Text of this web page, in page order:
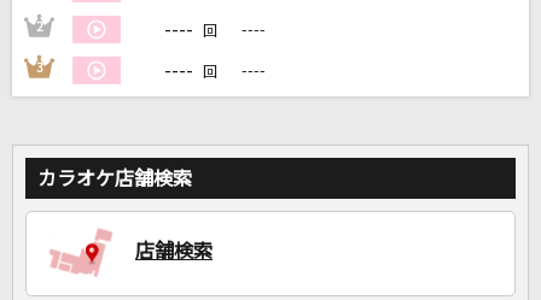
2 ---- 回 ----
3 ---- 回 ----
カラオケ店舗検索
店舗検索